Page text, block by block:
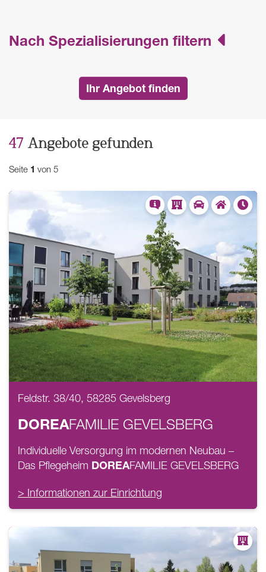
Nach Spezialisierungen filtern
47 Angebote gefunden
Seite 1 von 5
Feldstr. 38/40, 58285 Gevelsberg
DOREAFAMILIE GEVELSBERG
Individuelle Versorgung im modernen Neubau –
Das Pflegeheim DOREAFAMILIE GEVELSBERG
> Informationen zur Einrichtung